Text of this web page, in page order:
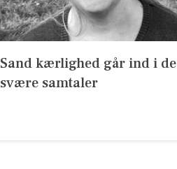
Sand kærlighed går ind i de
svære samtaler